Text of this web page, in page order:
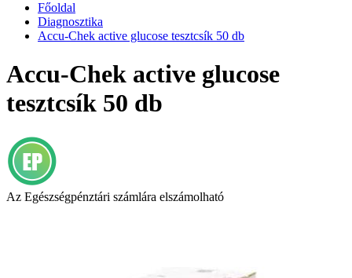
Főoldal
Diagnosztika
Accu-Chek active glucose tesztcsík 50 db
Accu-Chek active glucose
tesztcsík 50 db
Az Egészségpénztári számlára elszámolható